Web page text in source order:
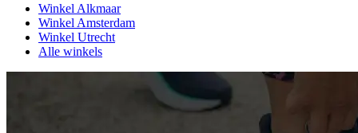
Winkel Alkmaar
Winkel Amsterdam
Winkel Utrecht
Alle winkels